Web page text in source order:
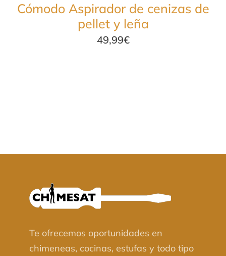
Cómodo Aspirador de cenizas de
pellet y leña
49,99€
Te ofrecemos oportunidades en
chimeneas, cocinas, estufas y todo tipo